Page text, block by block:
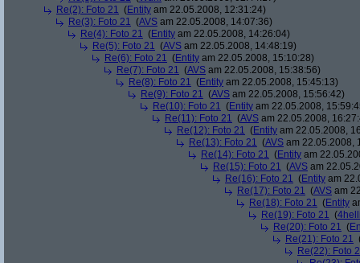
Re(2): Foto 21 (Entity am 22.05.2008, 12:31:24)
Re(3): Foto 21 (AVS am 22.05.2008, 14:07:36)
Re(4): Foto 21 (Entity am 22.05.2008, 14:26:04)
Re(5): Foto 21 (AVS am 22.05.2008, 14:48:19)
Re(6): Foto 21 (Entity am 22.05.2008, 15:10:28)
Re(7): Foto 21 (AVS am 22.05.2008, 15:38:56)
Re(8): Foto 21 (Entity am 22.05.2008, 15:45:13)
Re(9): Foto 21 (AVS am 22.05.2008, 15:56:42)
Re(10): Foto 21 (Entity am 22.05.2008,
Re(11): Foto 21 (AVS am 22.05.2008,
Re(12): Foto 21 (Entity am 22.05.2008,
Re(13): Foto 21 (AVS am 22.05.2008,
Re(14): Foto 21 (Entity am
Re(15): Foto 21 (AVS am
Re(16): Foto 21 (Entity am
Re(17): Foto 21 (AVS am
Re(18): Foto 21 (Entity
Re(19): Foto 21 (
Re(20): Foto 21 (
Re(21): Foto 21
Re(22): Foto